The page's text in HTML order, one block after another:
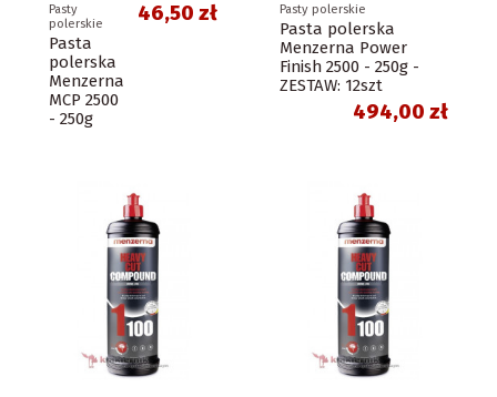
Pasty
polerskie
Pasta
polerska
Menzerna
MCP 2500
- 250g
46,50 zł Pasty polerskie
Pasta polerska
Menzerna Power
Finish 2500 - 250g -
ZESTAW: 12szt
494,00 zł